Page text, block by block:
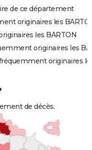
de ce département
originaires les
les BARTON
originaires les
originaires
de décès.